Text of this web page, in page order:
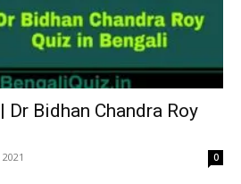
| Dr Bidhan Chandra Roy
0